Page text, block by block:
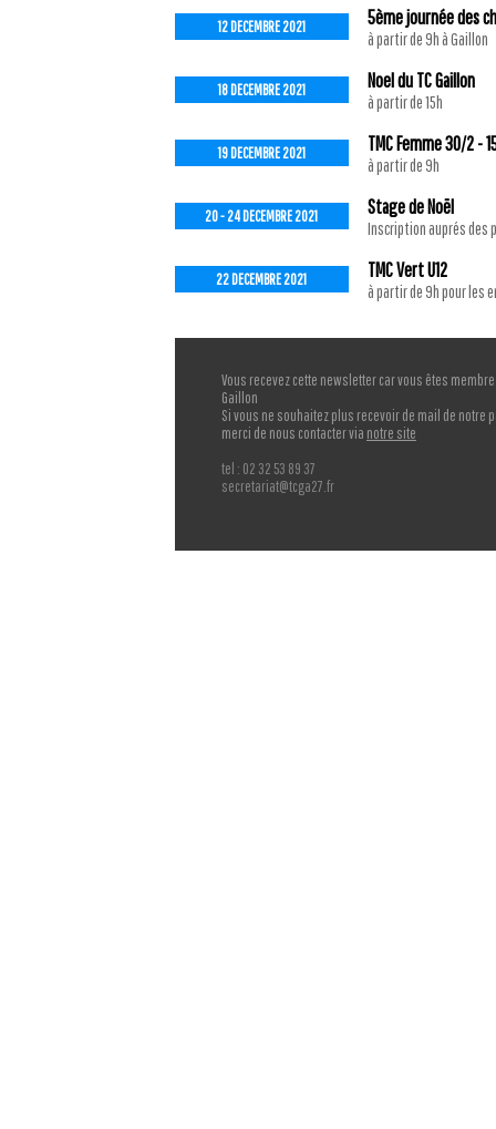
12 DECEMBRE 2021 5ème journée des
à partir de 9h à Gaillon
18 DECEMBRE 2021 Noel du TC Gaillon
à partir de 15h
19 DECEMBRE 2021 TMC Femme 30/2 -
à partir de 9h
20 - 24 DECEMBRE 2021 Stage de Noël
Inscription auprés des
22 DECEMBRE 2021 TMC Vert U12
à partir de 9h pour les
Vous recevez cette newsletter car vous êtes membre
Gaillon
Si vous ne souhaitez plus recevoir de mail de notre
merci de nous contacter via notre site
tel : 02 32 53 89 37
secretariat@tcga27.fr